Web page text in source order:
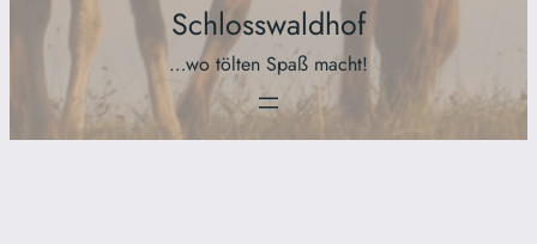
Schlosswaldhof
…wo tölten Spaß macht!